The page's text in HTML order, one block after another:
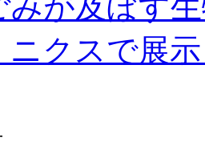
みが及ぼす
ニクスで展